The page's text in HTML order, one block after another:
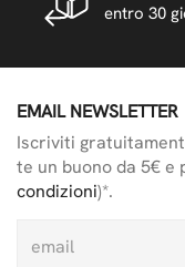
entro 30
EMAIL NEWSLETTER
Iscriviti
te un buono da 5€ e
condizioni)*.